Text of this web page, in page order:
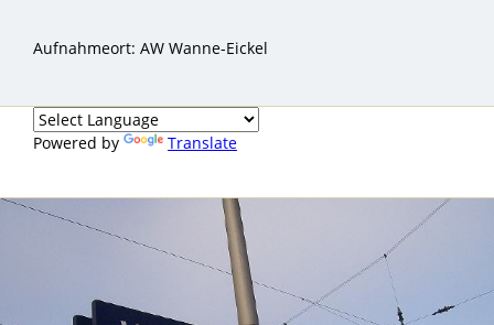
Aufnahmeort: AW Wanne-Eickel
Powered by Translate